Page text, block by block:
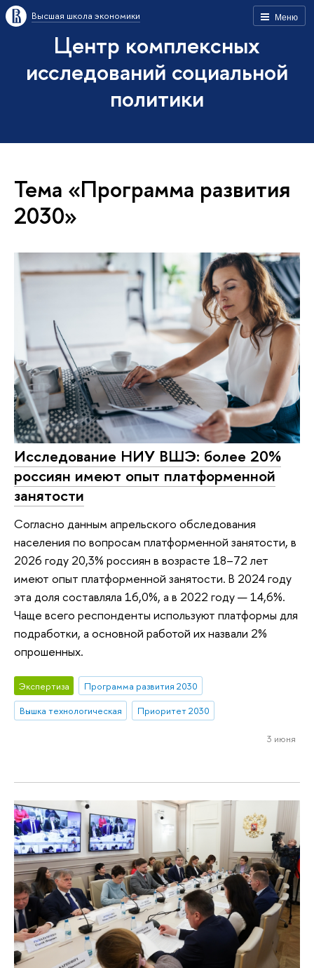
Меню
Высшая школа экономики
Центр комплексных
исследований социальной
политики
Тема «Программа развития
2030»
Исследование НИУ ВШЭ: более 20%
россиян имеют опыт платформенной
занятости
Согласно данным апрельского обследования
населения по вопросам платформенной занятости, в
2026 году 20,3% россиян в возрасте 18–72 лет
имеют опыт платформенной занятости. В 2024 году
эта доля составляла 16,0%, а в 2022 году — 14,6%.
Чаще всего респонденты используют платформы для
подработки, а основной работой их назвали 2%
опрошенных.
Экспертиза
Программа развития 2030
Вышка технологическая
Приоритет 2030
3 июня